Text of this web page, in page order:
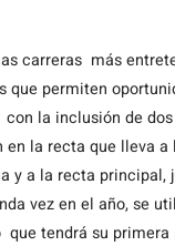
carreras más
que permiten
la inclusión de
en la recta que lleva
y a la recta
vez en el año, se
que tendrá su